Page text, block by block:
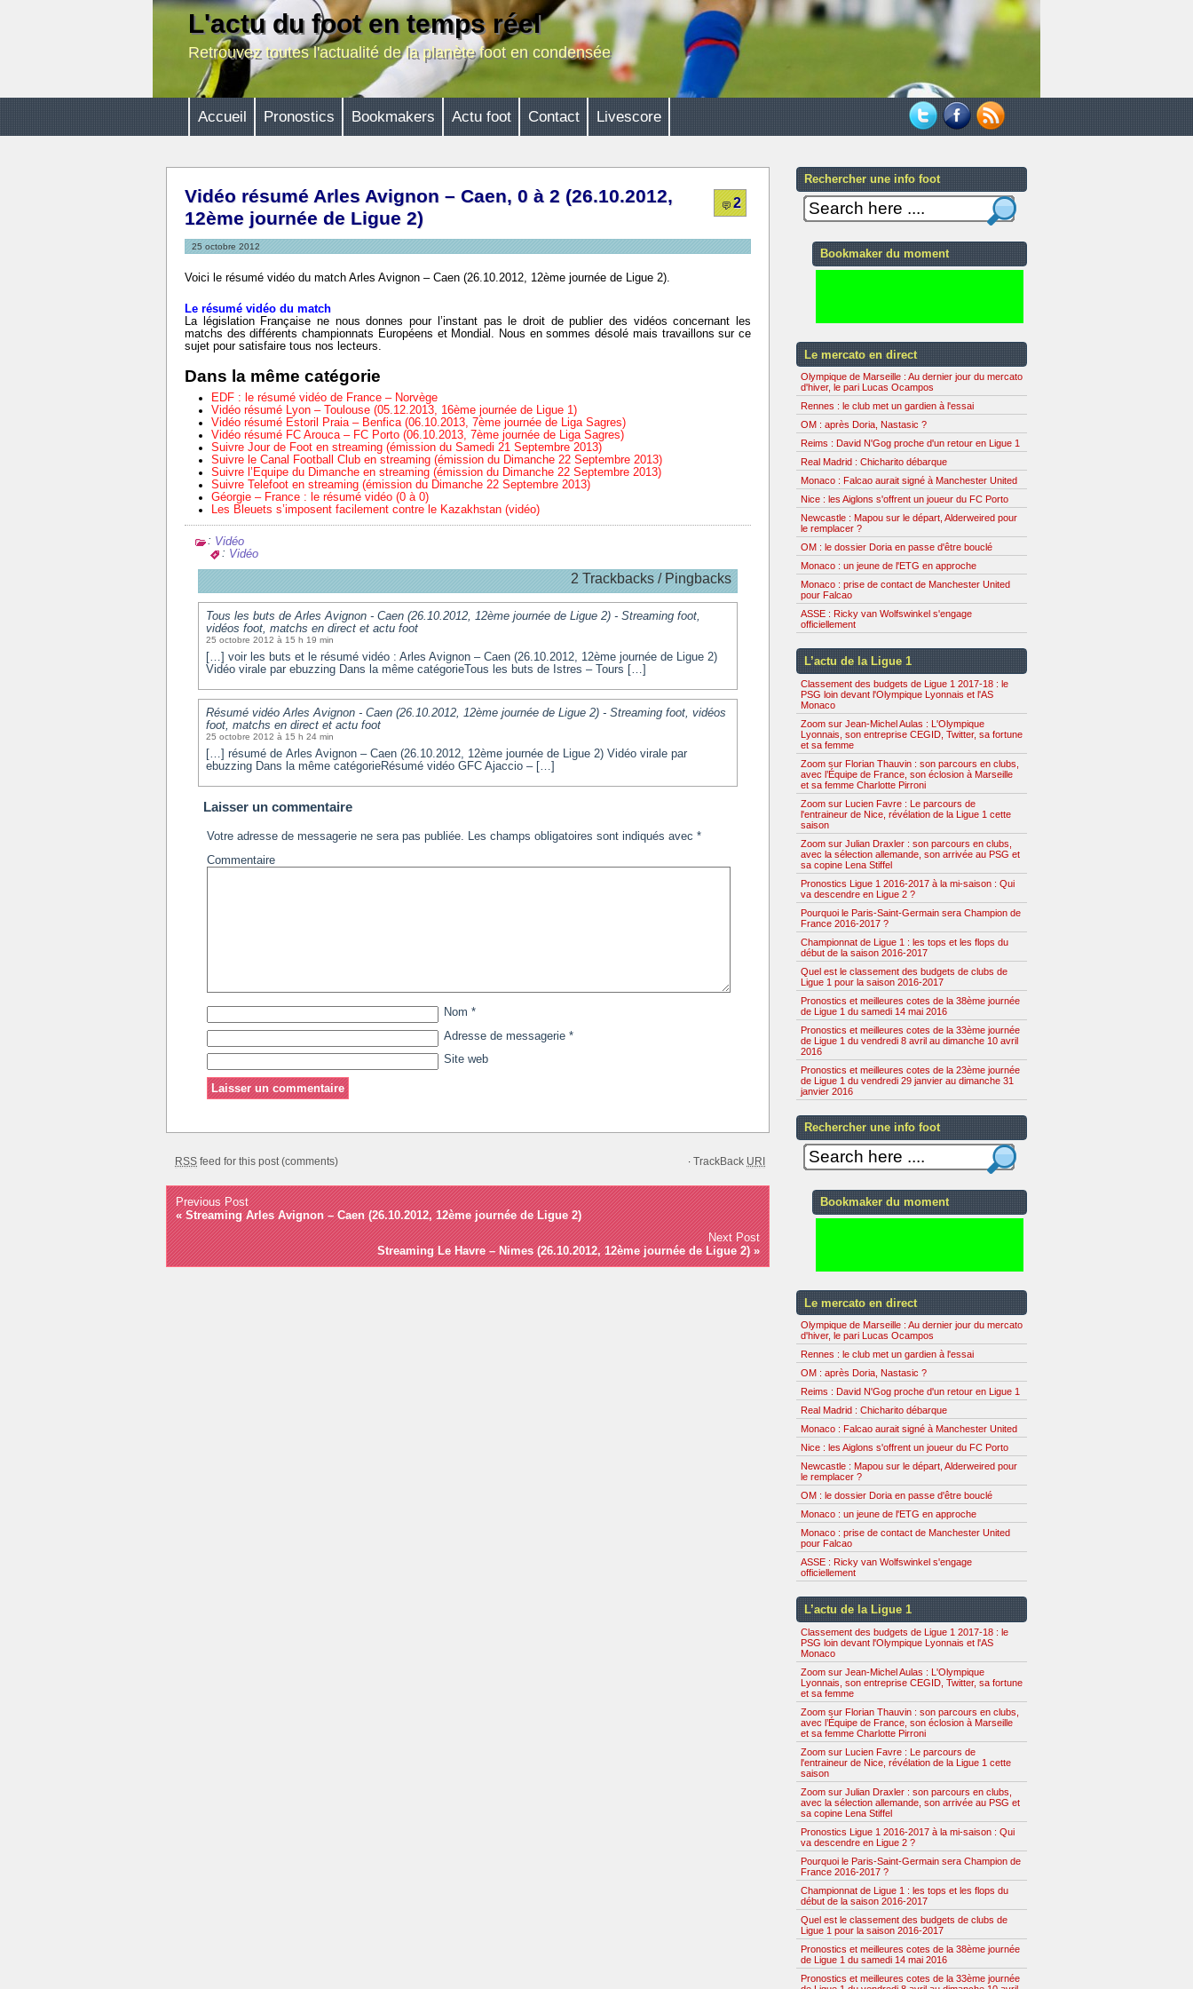
L'actu du foot en temps réel
Retrouvez toutes l'actualité de la planète foot en condensée
Accueil Pronostics Bookmakers Actu foot Contact Livescore
2
Vidéo résumé Arles Avignon – Caen, 0 à 2 (26.10.2012,
12ème journée de Ligue 2)
25 octobre 2012
Voici le résumé vidéo du match Arles Avignon – Caen (26.10.2012, 12ème journée de Ligue 2).
Le résumé vidéo du match
La législation Française ne nous donnes pour l’instant pas le droit de publier des vidéos concernant les
matchs des différents championnats Européens et Mondial. Nous en sommes désolé mais travaillons sur ce
sujet pour satisfaire tous nos lecteurs.
Dans la même catégorie
EDF : le résumé vidéo de France – Norvège
Vidéo résumé Lyon – Toulouse (05.12.2013, 16ème journée de Ligue 1)
Vidéo résumé Estoril Praia – Benfica (06.10.2013, 7ème journée de Liga Sagres)
Vidéo résumé FC Arouca – FC Porto (06.10.2013, 7ème journée de Liga Sagres)
Suivre Jour de Foot en streaming (émission du Samedi 21 Septembre 2013)
Suivre le Canal Football Club en streaming (émission du Dimanche 22 Septembre 2013)
Suivre l’Equipe du Dimanche en streaming (émission du Dimanche 22 Septembre 2013)
Suivre Telefoot en streaming (émission du Dimanche 22 Septembre 2013)
Géorgie – France : le résumé vidéo (0 à 0)
Les Bleuets s’imposent facilement contre le Kazakhstan (vidéo)
: Vidéo
: Vidéo
2 Trackbacks / Pingbacks
Tous les buts de Arles Avignon - Caen (26.10.2012, 12ème journée de Ligue 2) - Streaming foot,
vidéos foot, matchs en direct et actu foot
25 octobre 2012 à 15 h 19 min
[…] voir les buts et le résumé vidéo : Arles Avignon – Caen (26.10.2012, 12ème journée de Ligue 2)
Vidéo virale par ebuzzing Dans la même catégorieTous les buts de Istres – Tours […]
Résumé vidéo Arles Avignon - Caen (26.10.2012, 12ème journée de Ligue 2) - Streaming foot, vidéos
foot, matchs en direct et actu foot
25 octobre 2012 à 15 h 24 min
[…] résumé de Arles Avignon – Caen (26.10.2012, 12ème journée de Ligue 2) Vidéo virale par
ebuzzing Dans la même catégorieRésumé vidéo GFC Ajaccio – […]
Laisser un commentaire
Votre adresse de messagerie ne sera pas publiée. Les champs obligatoires sont indiqués avec *
Commentaire
Nom *
Adresse de messagerie *
Site web
RSS feed for this post (comments) · TrackBack URI
Previous Post
«Streaming Arles Avignon – Caen (26.10.2012, 12ème journée de Ligue 2)
Next Post
Streaming Le Havre – Nimes (26.10.2012, 12ème journée de Ligue 2)»
Rechercher une info foot
Bookmaker du moment
Le mercato en direct
Olympique de Marseille : Au dernier jour du mercato
d'hiver, le pari Lucas Ocampos
Rennes : le club met un gardien à l'essai
OM : après Doria, Nastasic ?
Reims : David N'Gog proche d'un retour en Ligue 1
Real Madrid : Chicharito débarque
Monaco : Falcao aurait signé à Manchester United
Nice : les Aiglons s'offrent un joueur du FC Porto
Newcastle : Mapou sur le départ, Alderweired pour
le remplacer ?
OM : le dossier Doria en passe d'être bouclé
Monaco : un jeune de l'ETG en approche
Monaco : prise de contact de Manchester United
pour Falcao
ASSE : Ricky van Wolfswinkel s'engage
officiellement
L’actu de la Ligue 1
Classement des budgets de Ligue 1 2017-18 : le
PSG loin devant l'Olympique Lyonnais et l'AS
Monaco
Zoom sur Jean-Michel Aulas : L'Olympique
Lyonnais, son entreprise CEGID, Twitter, sa fortune
et sa femme
Zoom sur Florian Thauvin : son parcours en clubs,
avec l’Équipe de France, son éclosion à Marseille
et sa femme Charlotte Pirroni
Zoom sur Lucien Favre : Le parcours de
l'entraineur de Nice, révélation de la Ligue 1 cette
saison
Zoom sur Julian Draxler : son parcours en clubs,
avec la sélection allemande, son arrivée au PSG et
sa copine Lena Stiffel
Pronostics Ligue 1 2016-2017 à la mi-saison : Qui
va descendre en Ligue 2 ?
Pourquoi le Paris-Saint-Germain sera Champion de
France 2016-2017 ?
Championnat de Ligue 1 : les tops et les flops du
début de la saison 2016-2017
Quel est le classement des budgets de clubs de
Ligue 1 pour la saison 2016-2017
Pronostics et meilleures cotes de la 38ème journée
de Ligue 1 du samedi 14 mai 2016
Pronostics et meilleures cotes de la 33ème journée
de Ligue 1 du vendredi 8 avril au dimanche 10 avril
2016
Pronostics et meilleures cotes de la 23ème journée
de Ligue 1 du vendredi 29 janvier au dimanche 31
janvier 2016
Rechercher une info foot
Bookmaker du moment
Le mercato en direct
Olympique de Marseille : Au dernier jour du mercato
d'hiver, le pari Lucas Ocampos
Rennes : le club met un gardien à l'essai
OM : après Doria, Nastasic ?
Reims : David N'Gog proche d'un retour en Ligue 1
Real Madrid : Chicharito débarque
Monaco : Falcao aurait signé à Manchester United
Nice : les Aiglons s'offrent un joueur du FC Porto
Newcastle : Mapou sur le départ, Alderweired pour
le remplacer ?
OM : le dossier Doria en passe d'être bouclé
Monaco : un jeune de l'ETG en approche
Monaco : prise de contact de Manchester United
pour Falcao
ASSE : Ricky van Wolfswinkel s'engage
officiellement
L’actu de la Ligue 1
Classement des budgets de Ligue 1 2017-18 : le
PSG loin devant l'Olympique Lyonnais et l'AS
Monaco
Zoom sur Jean-Michel Aulas : L'Olympique
Lyonnais, son entreprise CEGID, Twitter, sa fortune
et sa femme
Zoom sur Florian Thauvin : son parcours en clubs,
avec l’Équipe de France, son éclosion à Marseille
et sa femme Charlotte Pirroni
Zoom sur Lucien Favre : Le parcours de
l'entraineur de Nice, révélation de la Ligue 1 cette
saison
Zoom sur Julian Draxler : son parcours en clubs,
avec la sélection allemande, son arrivée au PSG et
sa copine Lena Stiffel
Pronostics Ligue 1 2016-2017 à la mi-saison : Qui
va descendre en Ligue 2 ?
Pourquoi le Paris-Saint-Germain sera Champion de
France 2016-2017 ?
Championnat de Ligue 1 : les tops et les flops du
début de la saison 2016-2017
Quel est le classement des budgets de clubs de
Ligue 1 pour la saison 2016-2017
Pronostics et meilleures cotes de la 38ème journée
de Ligue 1 du samedi 14 mai 2016
Pronostics et meilleures cotes de la 33ème journée